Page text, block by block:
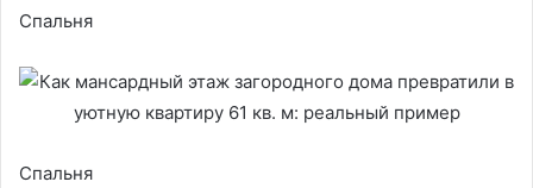
Спальня
Спальня